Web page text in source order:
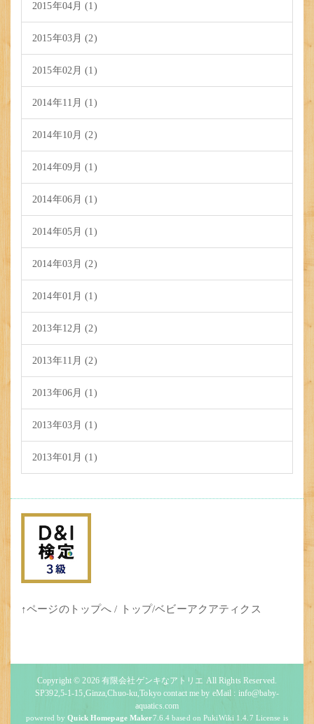
2015年04月 (1)
2015年03月 (2)
2015年02月 (1)
2014年11月 (1)
2014年10月 (2)
2014年09月 (1)
2014年06月 (1)
2014年05月 (1)
2014年03月 (2)
2014年01月 (1)
2013年12月 (2)
2013年11月 (2)
2013年06月 (1)
2013年03月 (1)
2013年01月 (1)
↑ページのトップへ / トップ/ベビーアクアティクス
Copyright © 2026有限会社ゲンキなアトリエ All Rights Reserved.
SP392,5-1-15,Ginza,Chuo-ku,Tokyo contact me by eMail : info@baby-
aquatics.com
powered byQuick Homepage Maker7.6.4 based on PukiWiki 1.4.7 License is